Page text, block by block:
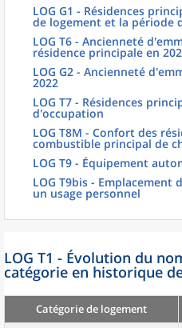
LOG G1 - Résidences
de logement et la période
LOG T6 - Ancienneté
résidence principale en
LOG G2 - Ancienneté
2022
LOG T7 - Résidences
d'occupation
LOG T8M - Confort des
combustible principal de
LOG T9 - Équipement
LOG T9bis -
un usage personnel
LOG T1 - Évolution du
catégorie en historique
Catégorie de logement